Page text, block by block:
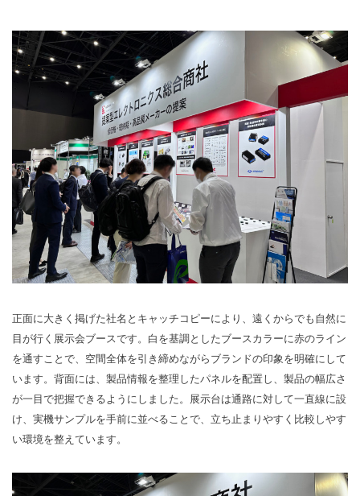
正面に大きく掲げた社名とキャッチコピーにより、遠くからでも自然に
目が行く展示会ブースです。白を基調としたブースカラーに赤のライン
を通すことで、空間全体を引き締めながらブランドの印象を明確にして
います。背面には、製品情報を整理したパネルを配置し、製品の幅広さ
が一目で把握できるようにしました。展示台は通路に対して一直線に設
け、実機サンプルを手前に並べることで、立ち止まりやすく比較しやす
い環境を整えています。